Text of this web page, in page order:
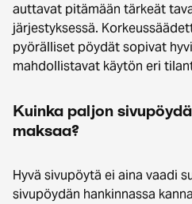
auttavat pitämään tärkeät
järjestyksessä.
pyörälliset pöydät sopivat
mahdollistavat käytön eri
Kuinka paljon
maksaa?
Hyvä sivupöytä ei aina vaadi
sivupöydän hankinnassa